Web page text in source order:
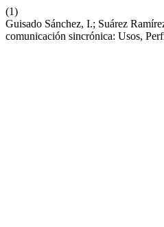
(1)
Guisado Sánchez, I.; Suárez
comunicación sincrónica: Usos,